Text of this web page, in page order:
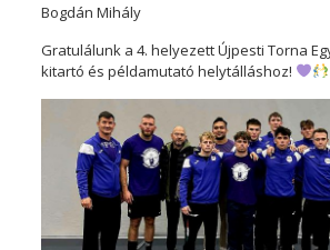
Bogdán Mihály
Gratulálunk a 4. helyezett Újpesti Torna
kitartó és példamutató helytálláshoz!